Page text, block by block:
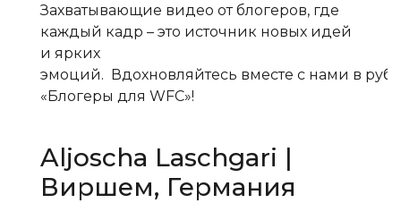
Захватывающие видео от блогеров, где
каждый кадр – это источник новых идей
и ярких
эмоций. Вдохновляйтесь вместе с нами в
«Блогеры для WFC»!
Aljoscha Laschgari |
Виршем, Германия